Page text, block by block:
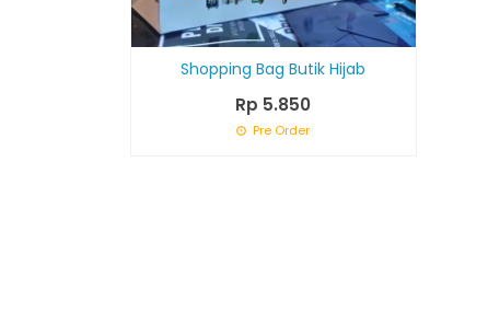
Shopping Bag Butik Hijab
Rp 5.850
Pre Order